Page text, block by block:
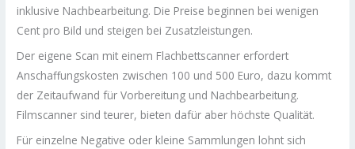
inklusive Nachbearbeitung. Die Preise beginnen bei wenigen
Cent pro Bild und steigen bei Zusatzleistungen.
Der eigene Scan mit einem Flachbettscanner erfordert
Anschaffungskosten zwischen 100 und 500 Euro, dazu kommt
der Zeitaufwand für Vorbereitung und Nachbearbeitung.
Filmscanner sind teurer, bieten dafür aber höchste Qualität.
Für einzelne Negative oder kleine Sammlungen lohnt sich